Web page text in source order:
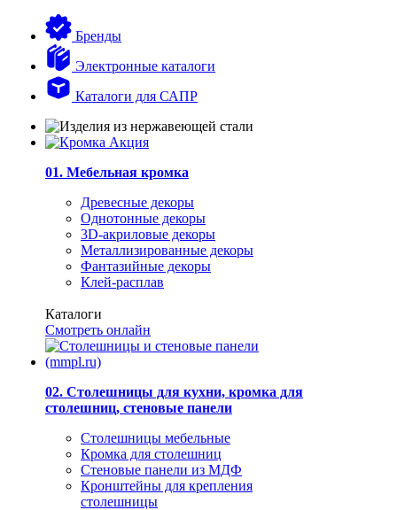
Бренды
Электронные каталоги
Каталоги для САПР
01. Мебельная кромка
Древесные декоры
Однотонные декоры
3D-акриловые декоры
Металлизированные декоры
Фантазийные декоры
Клей-расплав
Каталоги
Смотреть онлайн
02. Столешницы для кухни, кромка для
столешниц, стеновые панели
Столешницы мебельные
Кромка для столешниц
Стеновые панели из МДФ
Кронштейны для крепления
столешницы